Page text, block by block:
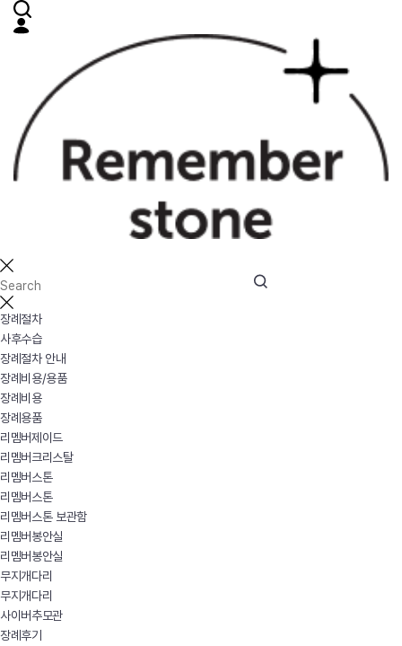
장례절차
사후수습
장례절차 안내
장례비용/용품
장례비용
장례용품
리멤버제이드
리멤버크리스탈
리멤버스톤
리멤버스톤
리멤버스톤 보관함
리멤버봉안실
리멤버봉안실
무지개다리
무지개다리
사이버추모관
장례후기